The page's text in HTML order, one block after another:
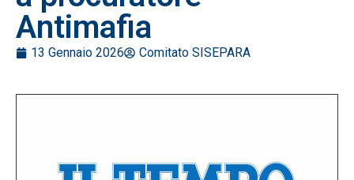
Antimafia
13 Gennaio 2026 Comitato SISEPARA